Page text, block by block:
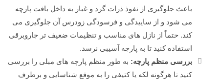
باعث جلوگیری از نفوذ ذرات گرد و غبار به داخل بافت پارچه
می شود و از ساییدگی و فرسودگی زودرس آن جلوگیری می
کند. حتماً از نازل های مناسب و تنظیمات ضعیف تر جاروبرقی
استفاده کنید تا به پارچه آسیبی نرسد.
بررسی منظم پارچه: به طور منظم پارچه های مبلی را بررسی
کنید تا هرگونه لکه یا کثیفی را به موقع شناسایی و برطرف